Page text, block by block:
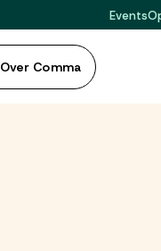
Events
Over Comma